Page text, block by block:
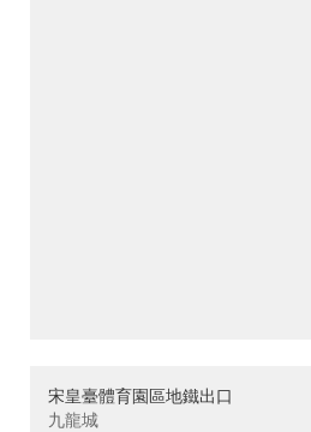
宋皇臺體育園區地鐵出口
九龍城